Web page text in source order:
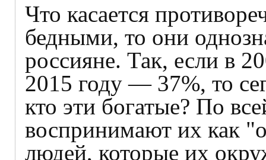
Что касается
бедными, то они
россияне. Так, если в
2015 году — 37%, то
кто эти богатые? По
воспринимают их как
людей, которые их